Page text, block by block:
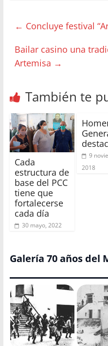
← Concluye festival
Bailar casino una
Artemisa →
También te
Cada
estructura de
base del PCC
tiene que
fortalecerse
cada día
30 mayo, 2022
9
2018
Galería 70 años del